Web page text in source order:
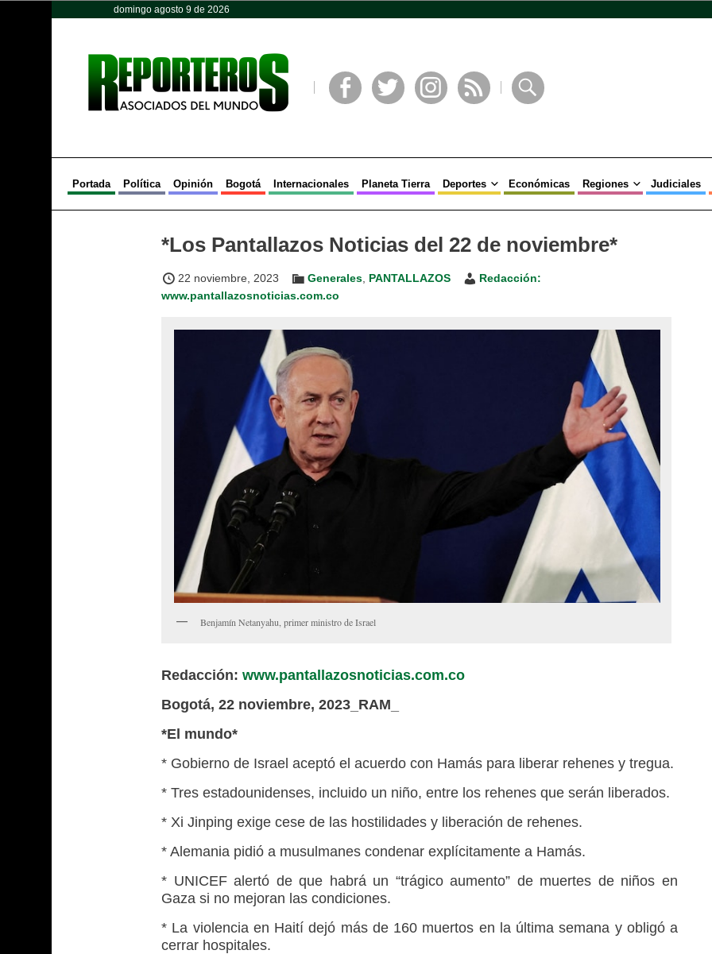
domingo agosto 9 de 2026
Portada Política Opinión Bogotá Internacionales Planeta Tierra Deportes Económicas Regiones Judiciales
*Los Pantallazos Noticias del 22 de noviembre*
22 noviembre, 2023 Generales PANTALLAZOS
Redacción:
www.pantallazosnoticias.com.co
Benjamín Netanyahu, primer ministro de Israel
Redacción: www.pantallazosnoticias.com.co
Bogotá, 22 noviembre, 2023_RAM_
*El mundo*
* Gobierno de Israel aceptó el acuerdo con Hamás para liberar rehenes y tregua.
* Tres estadounidenses, incluido un niño, entre los rehenes que serán liberados.
* Xi Jinping exige cese de las hostilidades y liberación de rehenes.
* Alemania pidió a musulmanes condenar explícitamente a Hamás.
* UNICEF alertó de que habrá un “trágico aumento” de muertes de niños en
Gaza si no mejoran las condiciones.
* La violencia en Haití dejó más de 160 muertos en la última semana y obligó a
cerrar hospitales.
Opinión Política